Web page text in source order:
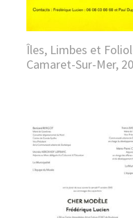
Îles, Limbes et
Camaret-Sur-Mer,